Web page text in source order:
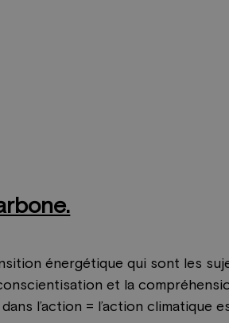
énergétique qui sont les
et la
l’action = l’action climatique